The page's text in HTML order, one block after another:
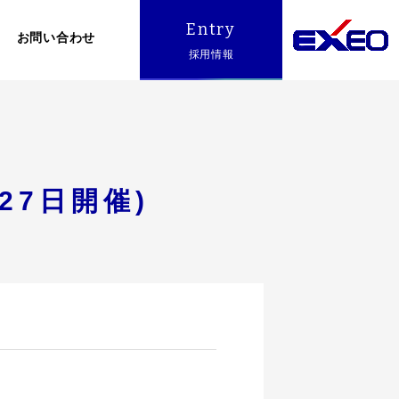
お問い合わせ Entry
採用情報
日開催)